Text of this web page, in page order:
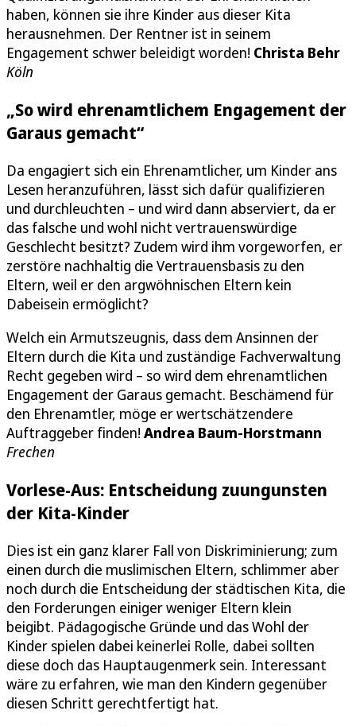
haben, können sie ihre Kinder aus dieser Kita
herausnehmen. Der Rentner ist in seinem
Engagement schwer beleidigt worden! Christa Behr
Köln
„So wird ehrenamtlichem Engagement der
Garaus gemacht“
Da engagiert sich ein Ehrenamtlicher, um Kinder ans
Lesen heranzuführen, lässt sich dafür qualifizieren
und durchleuchten – und wird dann abserviert, da er
das falsche und wohl nicht vertrauenswürdige
Geschlecht besitzt? Zudem wird ihm vorgeworfen, er
zerstöre nachhaltig die Vertrauensbasis zu den
Eltern, weil er den argwöhnischen Eltern kein
Dabeisein ermöglicht?
Welch ein Armutszeugnis, dass dem Ansinnen der
Eltern durch die Kita und zuständige Fachverwaltung
Recht gegeben wird – so wird dem ehrenamtlichen
Engagement der Garaus gemacht. Beschämend für
den Ehrenamtler, möge er wertschätzendere
Auftraggeber finden! Andrea Baum-Horstmann
Frechen
Vorlese-Aus: Entscheidung zuungunsten
der Kita-Kinder
Dies ist ein ganz klarer Fall von Diskriminierung; zum
einen durch die muslimischen Eltern, schlimmer aber
noch durch die Entscheidung der städtischen Kita, die
den Forderungen einiger weniger Eltern klein
beigibt. Pädagogische Gründe und das Wohl der
Kinder spielen dabei keinerlei Rolle, dabei sollten
diese doch das Hauptaugenmerk sein. Interessant
wäre zu erfahren, wie man den Kindern gegenüber
diesen Schritt gerechtfertigt hat.